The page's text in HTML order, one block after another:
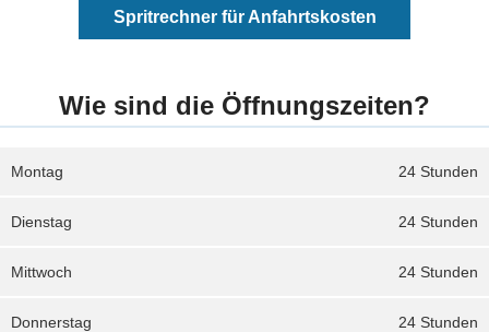
Spritrechner für Anfahrtskosten
Wie sind die Öffnungszeiten?
24 Stunden
Montag
24 Stunden
Dienstag
24 Stunden
Mittwoch
24 Stunden
Donnerstag